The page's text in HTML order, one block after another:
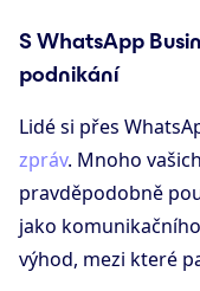
S WhatsApp
podnikání
Lidé si přes
zpráv. Mnoho
pravděpodobně
jako
výhod, mezi které